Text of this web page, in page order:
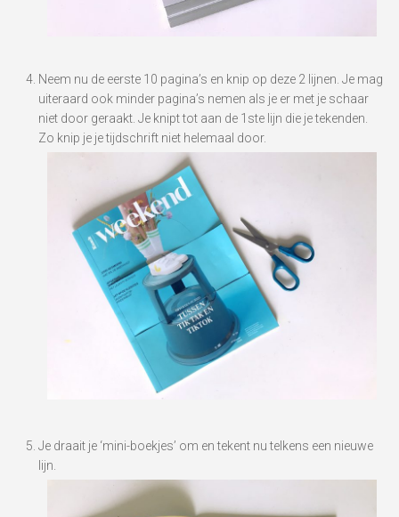
Neem nu de eerste 10 pagina’s en knip op deze 2 lijnen. Je mag
uiteraard ook minder pagina’s nemen als je er met je schaar
niet door geraakt. Je knipt tot aan de 1ste lijn die je tekenden.
Zo knip je je tijdschrift niet helemaal door.
Je draait je ‘mini-boekjes’ om en tekent nu telkens een nieuwe
lijn.